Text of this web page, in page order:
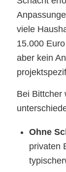
viele
15.000
aber kein
Bei Bittcher
Ohne
privaten